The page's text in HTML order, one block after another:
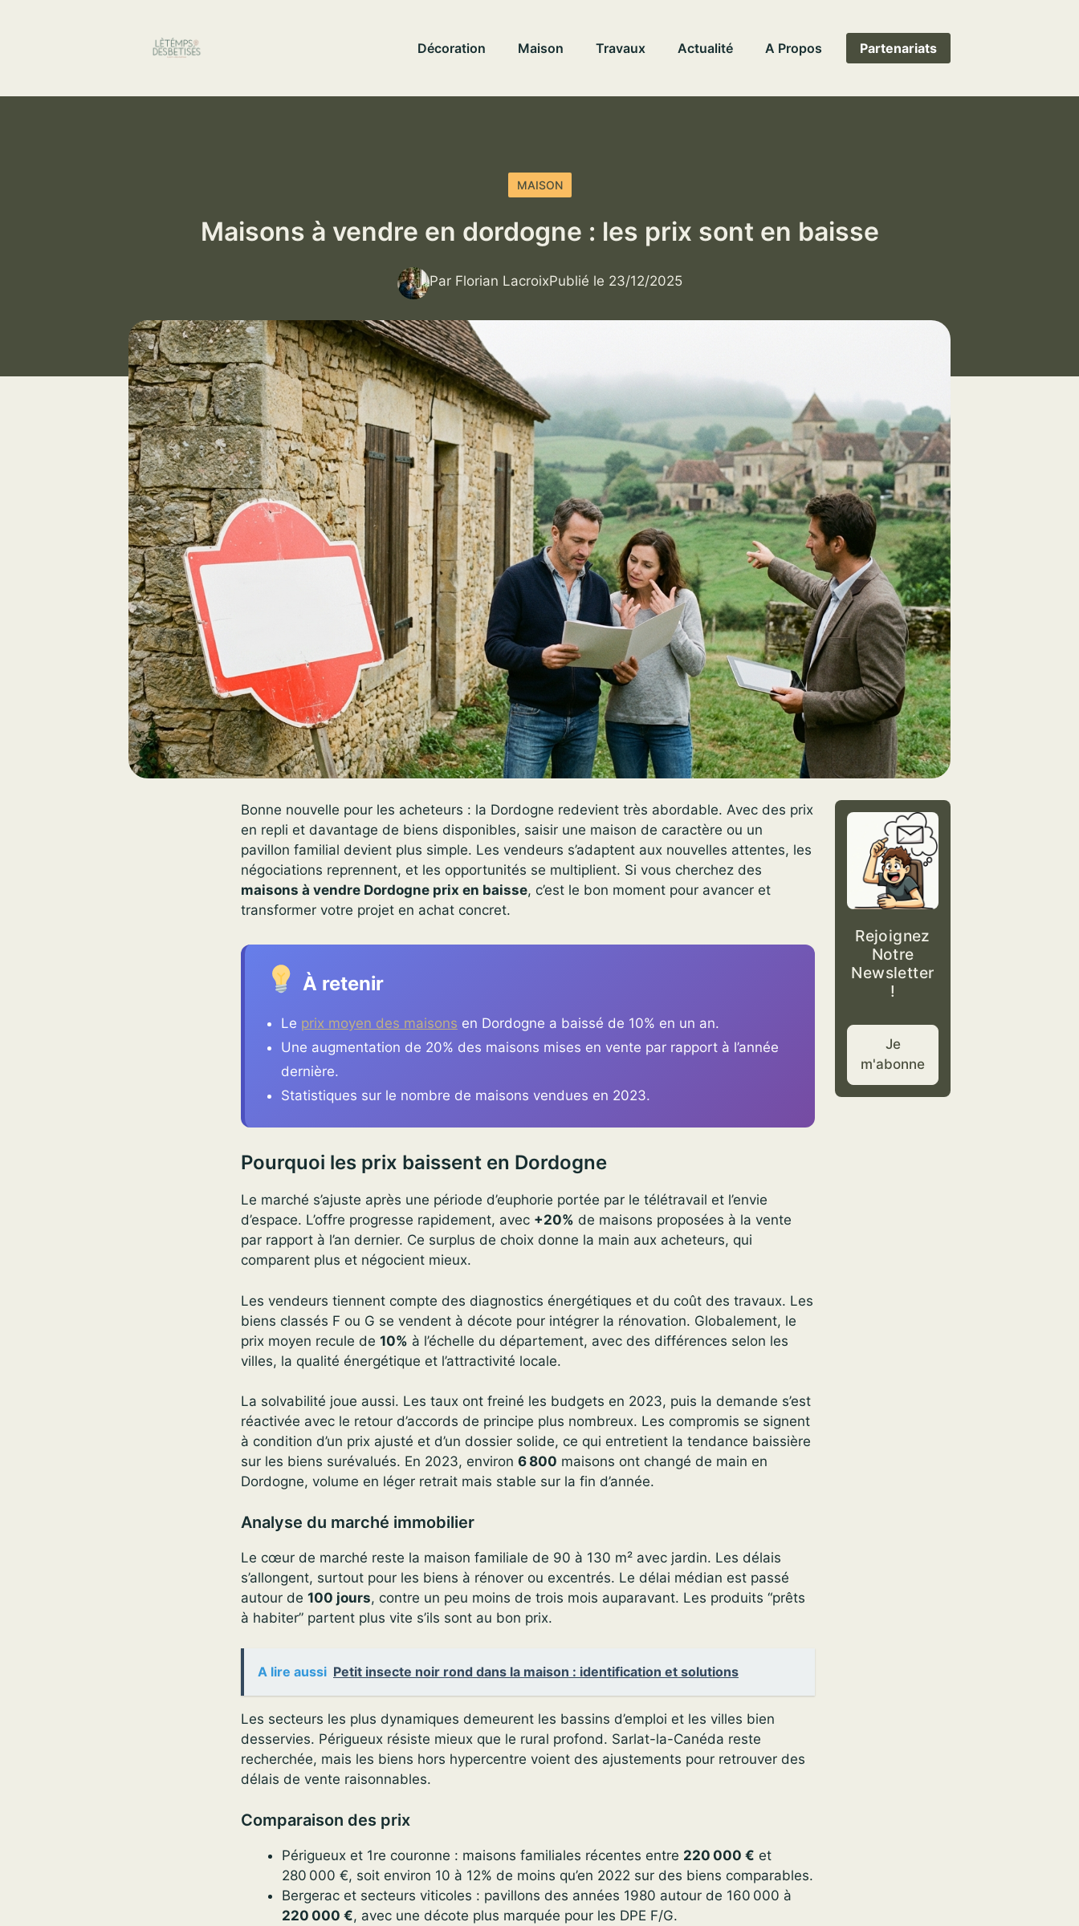
Décoration Maison Travaux Actualité A Propos Partenariats
MAISON
Maisons à vendre en dordogne : les prix sont en baisse
Par Florian LacroixPublié le 23/12/2025
Bonne nouvelle pour les acheteurs : la Dordogne redevient très abordable. Avec des prix
en repli et davantage de biens disponibles, saisir une maison de caractère ou un
pavillon familial devient plus simple. Les vendeurs s’adaptent aux nouvelles attentes, les
négociations reprennent, et les opportunités se multiplient. Si vous cherchez des
maisons à vendre Dordogne prix en baisse, c’est le bon moment pour avancer et
transformer votre projet en achat concret.
À retenir
Le prix moyen des maisons en Dordogne a baissé de 10% en un an.
Une augmentation de 20% des maisons mises en vente par rapport à l’année
dernière.
Statistiques sur le nombre de maisons vendues en 2023.
Pourquoi les prix baissent en Dordogne
Le marché s’ajuste après une période d’euphorie portée par le télétravail et l’envie
d’espace. L’offre progresse rapidement, avec +20% de maisons proposées à la vente
par rapport à l’an dernier. Ce surplus de choix donne la main aux acheteurs, qui
comparent plus et négocient mieux.
Les vendeurs tiennent compte des diagnostics énergétiques et du coût des travaux. Les
biens classés F ou G se vendent à décote pour intégrer la rénovation. Globalement, le
prix moyen recule de 10% à l’échelle du département, avec des différences selon les
villes, la qualité énergétique et l’attractivité locale.
La solvabilité joue aussi. Les taux ont freiné les budgets en 2023, puis la demande s’est
réactivée avec le retour d’accords de principe plus nombreux. Les compromis se signent
à condition d’un prix ajusté et d’un dossier solide, ce qui entretient la tendance baissière
sur les biens surévalués. En 2023, environ 6 800 maisons ont changé de main en
Dordogne, volume en léger retrait mais stable sur la fin d’année.
Analyse du marché immobilier
Le cœur de marché reste la maison familiale de 90 à 130 m² avec jardin. Les délais
s’allongent, surtout pour les biens à rénover ou excentrés. Le délai médian est passé
autour de 100 jours, contre un peu moins de trois mois auparavant. Les produits “prêts
à habiter” partent plus vite s’ils sont au bon prix.
A lire aussi Petit insecte noir rond dans la maison : identification et solutions
Les secteurs les plus dynamiques demeurent les bassins d’emploi et les villes bien
desservies. Périgueux résiste mieux que le rural profond. Sarlat-la-Canéda reste
recherchée, mais les biens hors hypercentre voient des ajustements pour retrouver des
délais de vente raisonnables.
Comparaison des prix
Périgueux et 1re couronne : maisons familiales récentes entre 220 000 € et
280 000 €, soit environ 10 à 12% de moins qu’en 2022 sur des biens comparables.
Bergerac et secteurs viticoles : pavillons des années 1980 autour de 160 000 à
220 000 €, avec une décote plus marquée pour les DPE F/G.
Rejoignez
Notre
Newsletter
!
Je
m'abonne